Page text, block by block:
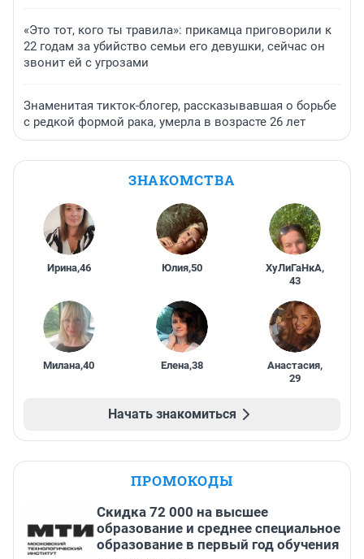
«Это тот, кого ты травила»: прикамца приговорили к
22 годам за убийство семьи его девушки, сейчас он
звонит ей с угрозами
Знаменитая тикток-блогер, рассказывавшая о борьбе
с редкой формой рака, умерла в возрасте 26 лет
ЗНАКОМСТВА
Ирина,46 Юлия,50 ХуЛиГаНкА,
43
Милана,40 Елена,38 Анастасия,
29
Начать знакомиться
ПРОМОКОДЫ
Скидка 72 000 на высшее
образование и среднее специальное
образование в первый год обучения